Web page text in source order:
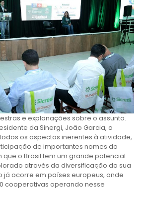
e explanações sobre o assunto.
da Sinergi, João Garcia, a
os aspectos inerentes à atividade,
de importantes nomes do
o Brasil tem um grande potencial
através da diversificação da sua
já ocorre em países europeus, onde
cooperativas operando nesse